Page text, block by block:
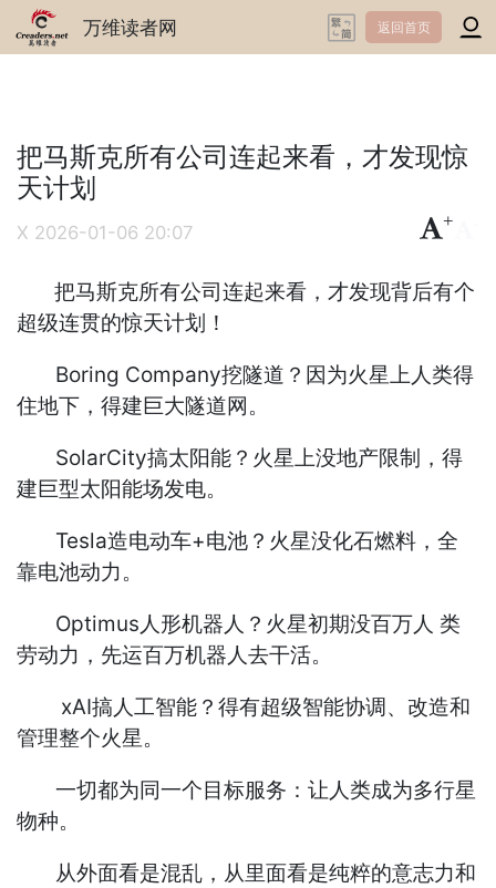
万维读者网 返回首页
把马斯克所有公司连起来看，才发现惊
天计划
X 2026-01-06 20:07
+
把马斯克所有公司连起来看，才发现背后有个
超级连贯的惊天计划！
Boring Company挖隧道？因为火星上人类得
住地下，得建巨大隧道网。
SolarCity搞太阳能？火星上没地产限制，得
建巨型太阳能场发电。
Tesla造电动车+电池？火星没化石燃料，全
靠电池动力。
Optimus人形机器人？火星初期没百万人 类
劳动力，先运百万机器人去干活。
xAI搞人工智能？得有超级智能协调、改造和
管理整个火星。
一切都为同一个目标服务：让人类成为多行星
物种。
从外面看是混乱，从里面看是纯粹的意志力和